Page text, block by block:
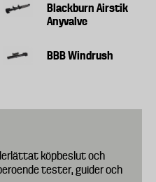
Blackburn Airstik
Anyvalve
BBB Windrush
köpbeslut och
tester, guider och